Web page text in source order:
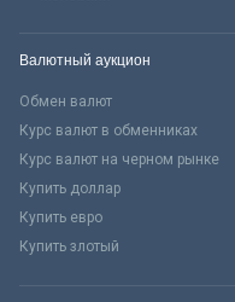
Валютный аукцион
Обмен валют
Курс валют в обменниках
Курс валют на черном рынке
Купить доллар
Купить евро
Купить злотый